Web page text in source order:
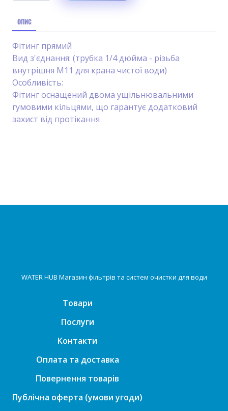
ОПИС
Фітинг прямий
Вид з'єднання: (трубка 1/4 дюйма - різьба
внутрішня М11 для крана чистої води)
Особливість:
Фітинг оснащений двома ущільнювальними
гумовими кільцями, що гарантує додатковий
захист від протікання
WATER HUB Магазин фільтрів та систем очистки для води
Товари
Послуги
Контакти
Оплата та доставка
Повернення товарів
Публічна оферта (умови угоди)